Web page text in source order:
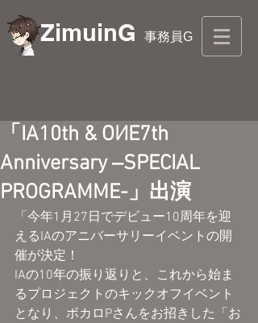
ZimuinG 事務員G
「IA10th & OИE7th
Anniversary ‒SPECIAL
PROGRAMME-」出演
「今年1月27日でデビュー10周年を迎
えるIAのアニバーサリーイベントの開
催が決定！
IAの10年の振り返りと、これから始ま
るプロジェクトのキックオフイベント
となり、ボカロPさんをお招きした「お